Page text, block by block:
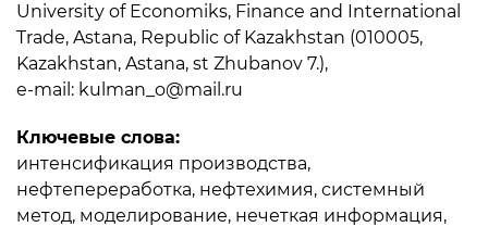
University of Economiks, Finance and International
Trade, Astana, Republic of Kazakhstan (010005,
Kazakhstan, Astana, st Zhubanov 7.),
e-mail: kulman_o@mail.ru
Ключевые слова:
интенсификация производства,
нефтепереработка, нефтехимия, системный
метод, моделирование, нечеткая информация,